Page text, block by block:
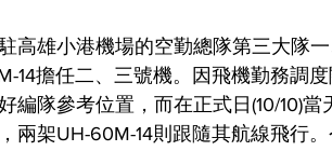
高雄小港機場的空勤總隊第三大隊
14擔任二、三號機。因飛機勤務調
編隊參考位置，而在正式日(10/10)
兩架UH-60M-14則跟隨其航線飛行